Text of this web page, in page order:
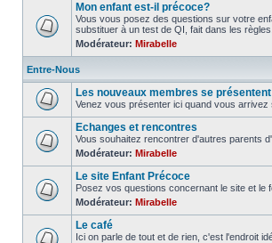
Mon enfant est-il précoce?
Vous vous posez des questions sur votre
substituer à un test de QI, fait dans les règles.
Modérateur: Mirabelle
Entre-Nous
Les nouveaux membres se présentent
Venez vous présenter ici quand vous arrivez
Echanges et rencontres
Vous souhaitez rencontrer d'autres parents
Modérateur: Mirabelle
Le site Enfant Précoce
Posez vos questions concernant le site et le
Modérateur: Mirabelle
Le café
Ici on parle de tout et de rien, c'est l'endroit